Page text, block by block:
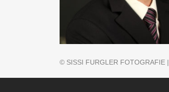
© SISSI FURGLER FOTOGRAFIE |